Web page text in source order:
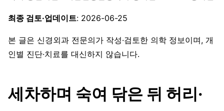
최종 검토·업데이트: 2026-06-25
본 글은 신경외과 전문의가 작성·검토한 의학 정보이며, 개
인별 진단·치료를 대신하지 않습니다.
세차하며 숙여 닦은 뒤 허리·